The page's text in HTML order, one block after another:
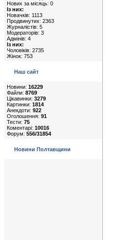
Нових за місяць: 0
Із них:
Новачків: 1113
Продвинутих: 2363
Журналістів: 5
Модераторів: 3
Адмінів: 4
Із них:
Чоловіків: 2735
Жінок: 753
Наш сайт
Новини: 16229
Файли: 8769
Цікавинки: 3279
Картинки: 1814
Анекдоти: 922
Оголошення: 91
Тести: 75
Коментарі: 10016
Форум: 556/31854
Новини Полтавщини